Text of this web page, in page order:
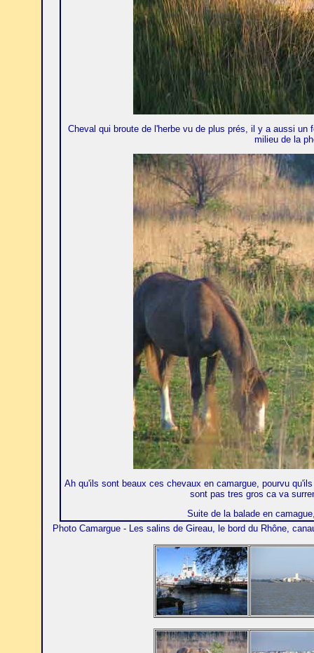
Cheval qui broute de l'herbe vu de plus prés, il y a aussi
milieu de la
Ah qu'ils sont beaux ces chevaux en camargue, pourvu
sont pas tres gros ca va
Suite de la balade en
Photo Camargue - Les salins de Gireau, le bord du Rhône,